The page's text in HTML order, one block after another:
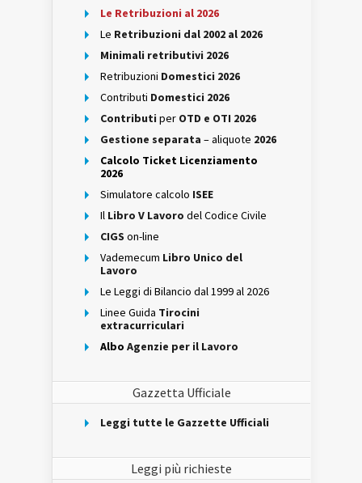
Le Retribuzioni al 2026
Le Retribuzioni dal 2002 al 2026
Minimali retributivi 2026
Retribuzioni Domestici 2026
Contributi Domestici 2026
Contributi per OTD e OTI 2026
Gestione separata – aliquote 2026
Calcolo Ticket Licenziamento
2026
Simulatore calcolo ISEE
Il Libro V Lavoro del Codice Civile
CIGS on-line
Vademecum Libro Unico del
Lavoro
Le Leggi di Bilancio dal 1999 al 2026
Linee Guida Tirocini
extracurriculari
Albo Agenzie per il Lavoro
Gazzetta Ufficiale
Leggi tutte le Gazzette Ufficiali
Leggi più richieste